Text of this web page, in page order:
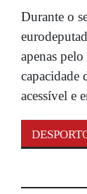
Durante o
apenas
capacidade
acessível e